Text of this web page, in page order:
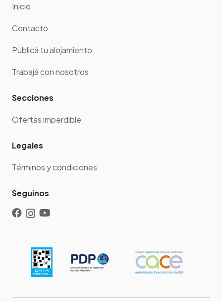
Inicio
Contacto
Publicá tu alojamiento
Trabajá con nosotros
Secciones
Ofertas imperdible
Legales
Términos y condiciones
Seguinos